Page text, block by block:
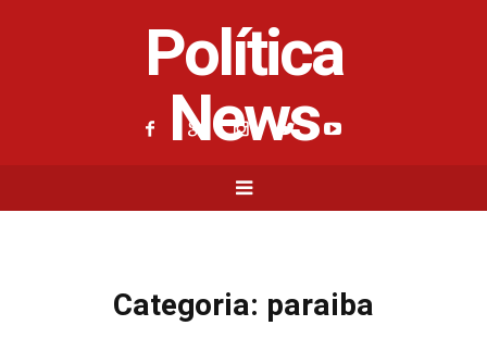
Política
News
Categoria: paraiba